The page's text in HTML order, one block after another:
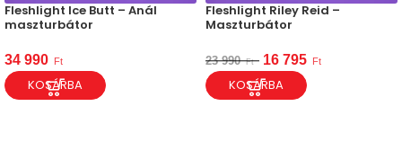
Fleshlight Ice Butt – Anál
maszturbátor
34 990 Ft
KOSÁRBA
Fleshlight Riley Reid –
Maszturbátor
23 990 Ft 16 795 Ft
KOSÁRBA